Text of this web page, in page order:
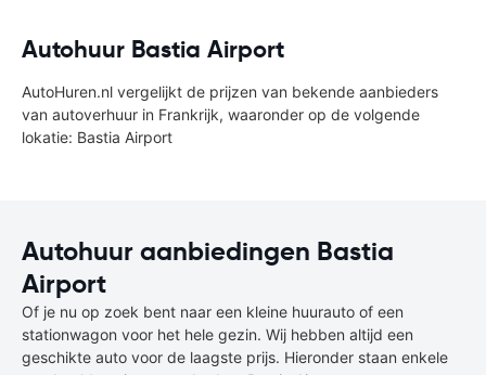
Autohuur Bastia Airport
AutoHuren.nl vergelijkt de prijzen van bekende aanbieders
van autoverhuur in Frankrijk, waaronder op de volgende
lokatie: Bastia Airport
Autohuur aanbiedingen Bastia
Airport
Of je nu op zoek bent naar een kleine huurauto of een
stationwagon voor het hele gezin. Wij hebben altijd een
geschikte auto voor de laagste prijs. Hieronder staan enkele